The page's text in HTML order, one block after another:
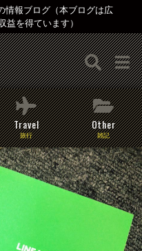
情報ブログ（本ブログは広
益を得ています）
Travel
旅行
Other
雑記